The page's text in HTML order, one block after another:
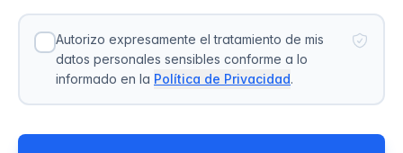
Autorizo expresamente el tratamiento de mis
datos personales sensibles conforme a lo
informado en la Política de Privacidad.